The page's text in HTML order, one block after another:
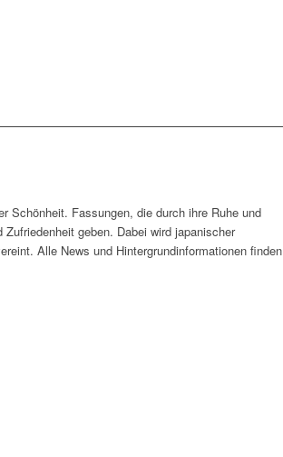
Schönheit. Fassungen, die durch ihre Ruhe und
geben. Dabei wird japanischer
Alle News und Hintergrundinformationen finden